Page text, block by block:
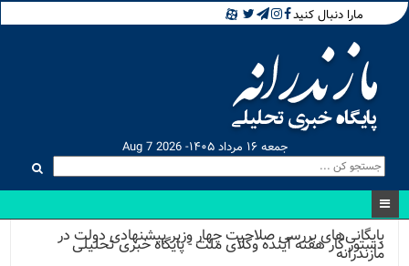
مارا دنبال کنید
جمعه ۱۶ مرداد ۱۴۰۵- Aug 7 2026
بایگانی‌های بررسی صلاحیت چهار وزیر پیشنهادی دولت در
دستور کار هفته آینده وکلای ملت - پایگاه خبری تحلیلی
مازندرانه